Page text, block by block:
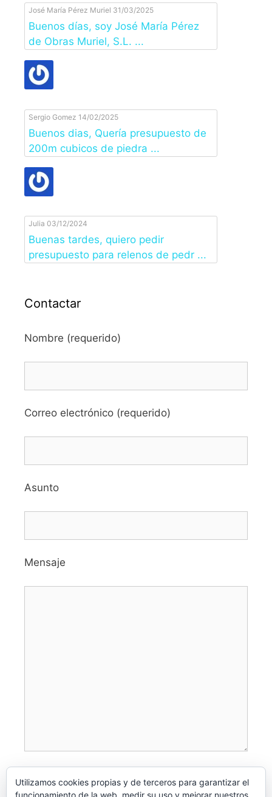
José María Pérez Muriel 31/03/2025
Buenos días, soy José María Pérez
de Obras Muriel, S.L. ...
Sergio Gomez 14/02/2025
Buenos dias, Quería presupuesto de
200m cubicos de piedra ...
Julia 03/12/2024
Buenas tardes, quiero pedir
presupuesto para relenos de pedr ...
Contactar
Nombre (requerido)
Correo electrónico (requerido)
Asunto
Mensaje
Utilizamos cookies propias y de terceros para garantizar el
funcionamiento de la web, medir su uso y mejorar nuestros